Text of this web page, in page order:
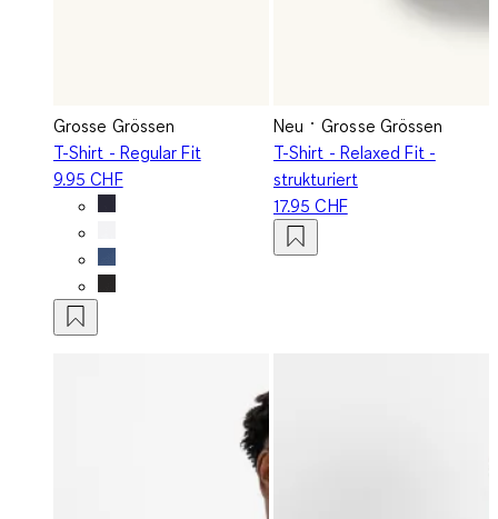
Grosse Grössen
T-Shirt - Regular Fit
9.95 CHF
Neu
Grosse Grössen
T-Shirt - Relaxed Fit -
strukturiert
17.95 CHF